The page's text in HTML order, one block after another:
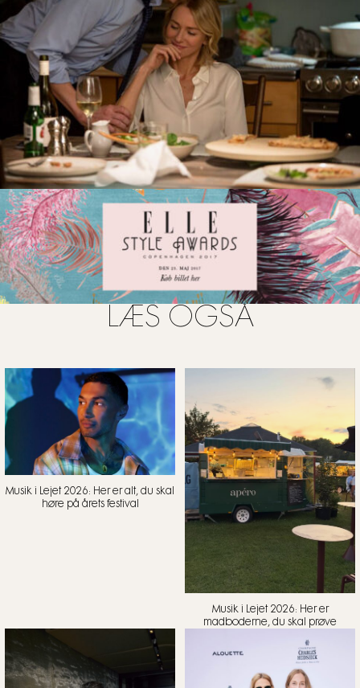
FOTO: PR
LÆS OGSÅ
Musik i Lejet 2026: Her er alt, du skal
høre på årets festival
Musik i Lejet 2026: Her er
madboderne, du skal prøve